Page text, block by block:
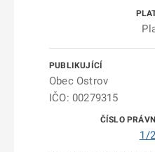
Obec Ostrov
IČO: 00279315
1/